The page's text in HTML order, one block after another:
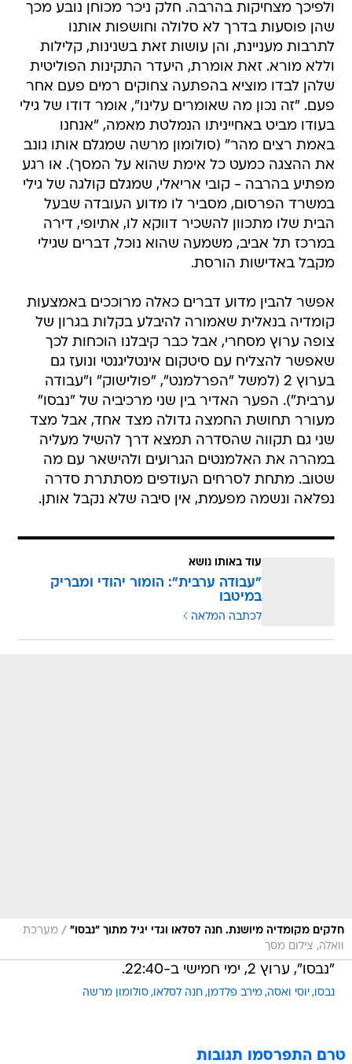
ולפיכך מצחיקות בהרבה. חלק ניכר מכוחן נובע מכך
שהן פוסעות בדרך לא סלולה וחושפות אותנו
לתרבות מעניינת, והן עושות זאת בשנינות, קלילות
וללא מורא. זאת אומרת, היעדר התקינות הפוליטית
שלהן לבדו מוציא בהפתעה צחוקים רמים פעם אחר
פעם. "זה נכון מה שאומרים עלינו", אומר דודו של גילי
בעודו מביט באחייניתו הנמלטת מאמה, "אנחנו
באמת רצים מהר" (סולומון מרשה שמגלם אותו גונב
את ההצגה כמעט כל אימת שהוא על המסך). או רגע
מפתיע בהרבה - קובי אריאלי, שמגלם קולגה של גילי
במשרד הפרסום, מסביר לו מדוע העובדה שבעל
הבית שלו מתכוון להשכיר דווקא לו, אתיופי, דירה
במרכז תל אביב, משמעה שהוא נוכל, דברים שגילי
מקבל באדישות הורסת.
אפשר להבין מדוע דברים כאלה מרוככים באמצעות
קומדיה בנאלית שאמורה להיבלע בקלות בגרון של
צופה ערוץ מסחרי, אבל כבר קיבלנו הוכחות לכך
שאפשר להצליח עם סיטקום אינטליגנטי ונועז גם
בערוץ 2 (למשל "הפרלמנט", "פולישוק" ו"עבודה
ערבית"). הפער האדיר בין שני מרכיביה של "נבסו"
מעורר תחושת החמצה גדולה מצד אחד, אבל מצד
שני גם תקווה שהסדרה תמצא דרך להשיל מעליה
במהרה את האלמנטים הגרועים ולהישאר עם מה
שטוב. מתחת לסרחים העודפים מסתתרת סדרה
נפלאה ונשמה מפעמת, אין סיבה שלא נקבל אותן.
עוד באותו נושא
"עבודה ערבית": הומור יהודי ומבריק
במיטבו
לכתבה המלאה
חלקים מקומדיה מיושנת. חנה לסלאו וגדי יגיל מתוך "נבסו" / מערכת
וואלה, צילום מסך
"נבסו", ערוץ 2, ימי חמישי ב-22:40.
נבסו יוסי ואסה מירב פלדמן חנה לסלאו סולומון מרשה
טרם התפרסמו תגובות